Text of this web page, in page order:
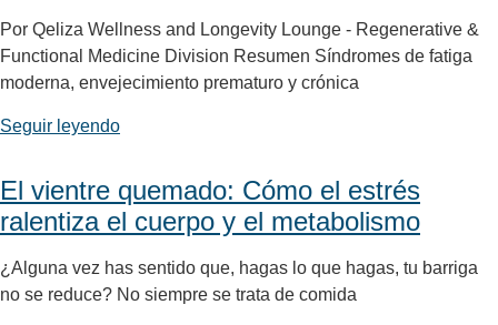
Por Qeliza Wellness and Longevity Lounge - Regenerative &
Functional Medicine Division Resumen Síndromes de fatiga
moderna, envejecimiento prematuro y crónica
Seguir leyendo
El vientre quemado: Cómo el estrés
ralentiza el cuerpo y el metabolismo
¿Alguna vez has sentido que, hagas lo que hagas, tu barriga
no se reduce? No siempre se trata de comida